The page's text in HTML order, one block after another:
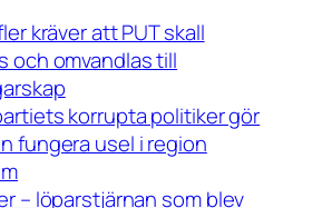
kräver att PUT skall
och omvandlas till
korrupta politiker gör
fungera usel i region
– löparstjärnan som blev